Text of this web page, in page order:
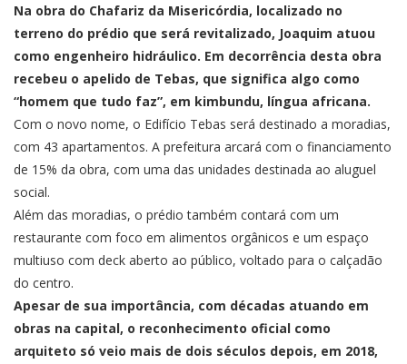
Na obra do Chafariz da Misericórdia, localizado no
terreno do prédio que será revitalizado, Joaquim atuou
como engenheiro hidráulico. Em decorrência desta obra
recebeu o apelido de Tebas, que significa algo como
“homem que tudo faz”, em kimbundu, língua africana.
Com o novo nome, o Edifício Tebas será destinado a moradias,
com 43 apartamentos. A prefeitura arcará com o financiamento
de 15% da obra, com uma das unidades destinada ao aluguel
social.
Além das moradias, o prédio também contará com um
restaurante com foco em alimentos orgânicos e um espaço
multiuso com deck aberto ao público, voltado para o calçadão
do centro.
Apesar de sua importância, com décadas atuando em
obras na capital, o reconhecimento oficial como
arquiteto só veio mais de dois séculos depois, em 2018,